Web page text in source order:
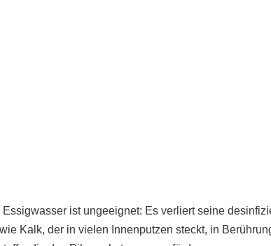
ist ungeeignet: Es verliert seine
Kalk, der in vielen Innenputzen steckt, in